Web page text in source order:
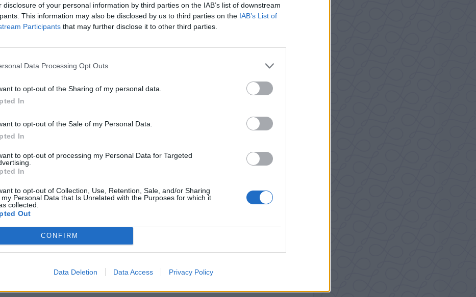
disclosure of your personal information by third parties on the IAB’s list of downstream
This information may also be disclosed by us to third parties on the IAB’s List of
Participants that may further disclose it to other third parties.
Data Processing Opt Outs
to opt-out of the Sharing of my personal data.
In
to opt-out of the Sale of my Personal Data.
In
to opt-out of processing my Personal Data for Targeted
In
to opt-out of Collection, Use, Retention, Sale, and/or Sharing
my Personal Data that Is Unrelated with the Purposes for which it
collected.
Out
CONFIRM
Data Deletion Data Access Privacy Policy